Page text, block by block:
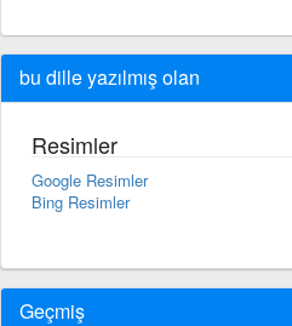
bu dille yazılmış olan
Resimler
Google Resimler
Bing Resimler
Geçmiş